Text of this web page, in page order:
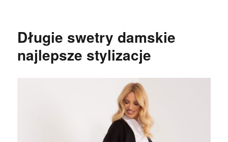
Długie swetry damskie
najlepsze stylizacje